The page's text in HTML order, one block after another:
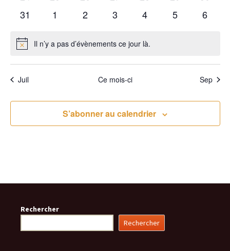
évènementsévènementsévènementsévènementsévènementsévènements
0
31
0
1
0
2
0
3
0
4
0
5
0
6
NoticeIl n’y a pas d’évènements ce jour là.
Juil Ce mois-ci Sep
S’abonner au calendrier
Rechercher
Rechercher